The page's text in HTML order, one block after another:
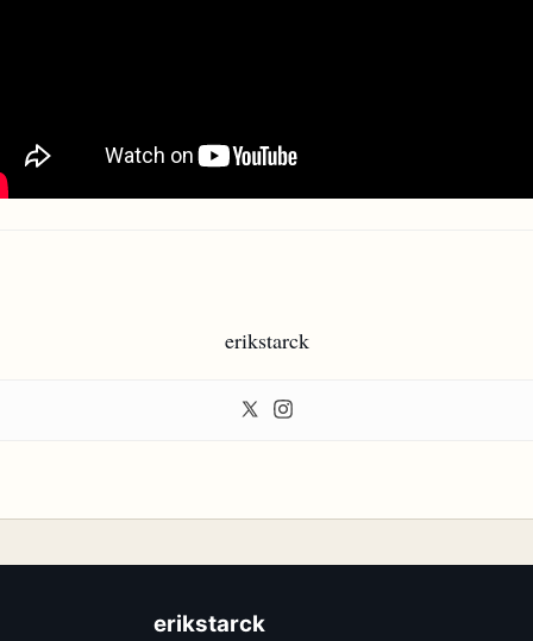
erikstarck
erikstarck